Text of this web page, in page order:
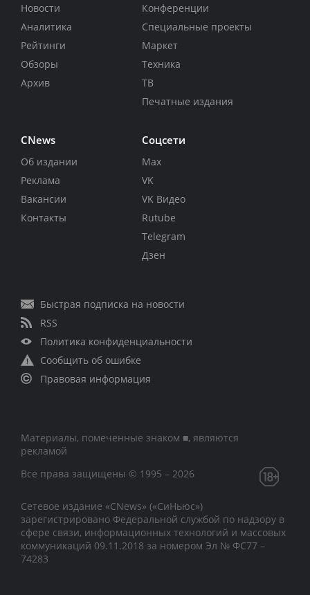
Новости
Аналитика
Рейтинги
Обзоры
Архив
Конференции
Специальные проекты
Маркет
Техника
ТВ
Печатные издания
CNews
Об издании
Реклама
Вакансии
Контакты
Соцсети
Max
VK
VK Видео
Rutube
Telegram
Дзен
Быстрая подписка на новости
RSS
Политика конфиденциальности
Сообщить об ошибке
Правовая информация
Материалы, помеченные знаком ■, являются
рекламой
Все права защищены © 1995 – 2026
Сетевое издание «CNews» («СиНьюс»)
зарегистрировано Федеральной службой по надзору в
сфере связи, информационных технологий и массовых
коммуникаций 09.11.2018 за номером Эл № ФС77 –
74283